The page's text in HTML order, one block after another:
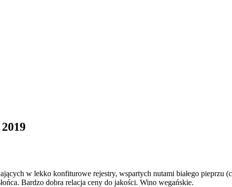
w lekko konfiturowe rejestry, wspartych nutami białego pieprzu
Bardzo dobra relacja ceny do jakości. Wino wegańskie.